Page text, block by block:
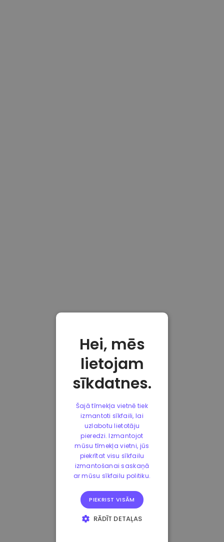
Hei, mēs
lietojam
sīkdatnes.
Šajā tīmekļa vietnē tiek
izmantoti sīkfaili, lai
uzlabotu lietotāju
pieredzi. Izmantojot
mūsu tīmekļa vietni, jūs
piekrītat visu sīkfailu
izmantošanai saskaņā
ar mūsu sīkfailu politiku.
PIEKRIST VISĀM
RĀDĪT DETAĻAS